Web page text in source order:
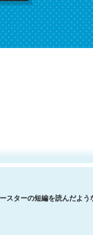
思う。英語少しでも読める
Then Covid hit. Shit.
スターの短編を読んだよう